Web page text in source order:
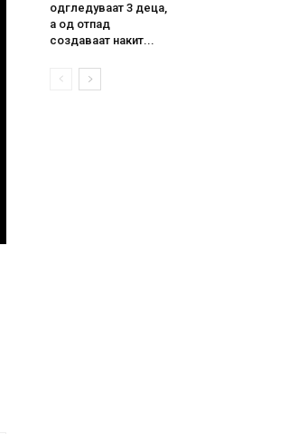
одгледуваат 3 деца,
а од отпад
создаваат накит...